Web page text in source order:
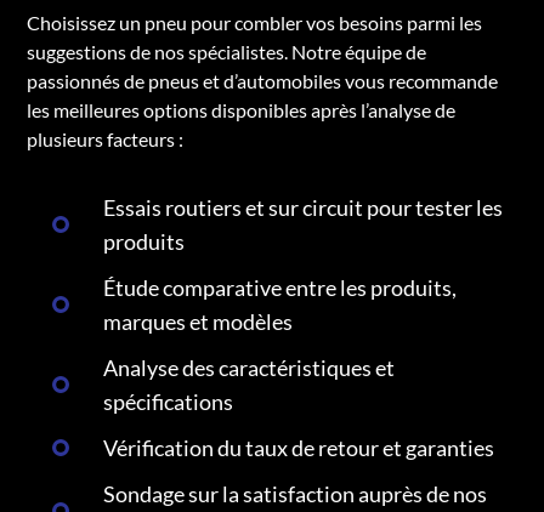
Choisissez un pneu pour combler vos besoins parmi les
suggestions de nos spécialistes. Notre équipe de
passionnés de pneus et d’automobiles vous recommande
les meilleures options disponibles après l’analyse de
plusieurs facteurs :
Essais routiers et sur circuit pour tester les
produits
Étude comparative entre les produits,
marques et modèles
Analyse des caractéristiques et
spécifications
Vérification du taux de retour et garanties
Sondage sur la satisfaction auprès de nos